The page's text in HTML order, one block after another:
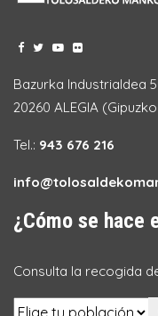
Bazurka Industrialdea
20260 ALEGIA
Tel.: 943 676 216
¿Cómo se hace
Consulta la recogida